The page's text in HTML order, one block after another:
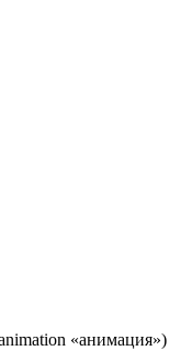
«анимация»)